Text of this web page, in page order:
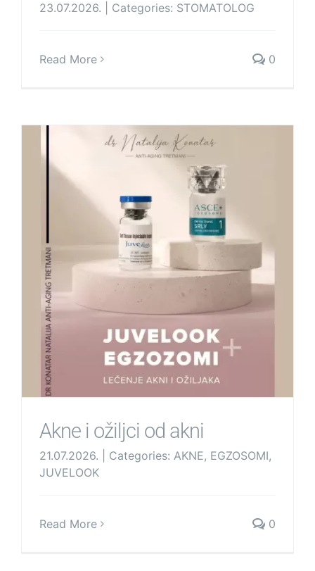
23.07.2026. Categories: STOMATOLOG
Read More 0
Akne i ožiljci od akni
21.07.2026. Categories: AKNE, EGZOSOMI,
JUVELOOK
Read More 0